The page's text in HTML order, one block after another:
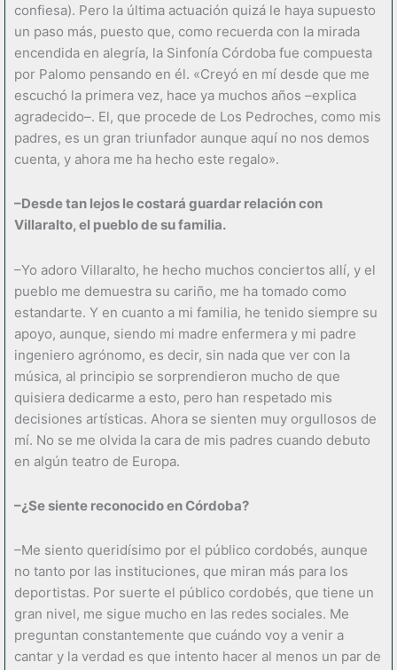
confiesa). Pero la última actuación quizá le haya supuesto
un paso más, puesto que, como recuerda con la mirada
encendida en alegría, la Sinfonía Córdoba fue compuesta
por Palomo pensando en él. «Creyó en mí desde que me
escuchó la primera vez, hace ya muchos años –explica
agradecido–. El, que procede de Los Pedroches, como mis
padres, es un gran triunfador aunque aquí no nos demos
cuenta, y ahora me ha hecho este regalo».
–Desde tan lejos le costará guardar relación con
Villaralto, el pueblo de su familia.
–Yo adoro Villaralto, he hecho muchos conciertos allí, y el
pueblo me demuestra su cariño, me ha tomado como
estandarte. Y en cuanto a mi familia, he tenido siempre su
apoyo, aunque, siendo mi madre enfermera y mi padre
ingeniero agrónomo, es decir, sin nada que ver con la
música, al principio se sorprendieron mucho de que
quisiera dedicarme a esto, pero han respetado mis
decisiones artísticas. Ahora se sienten muy orgullosos de
mí. No se me olvida la cara de mis padres cuando debuto
en algún teatro de Europa.
–¿Se siente reconocido en Córdoba?
–Me siento queridísimo por el público cordobés, aunque
no tanto por las instituciones, que miran más para los
deportistas. Por suerte el público cordobés, que tiene un
gran nivel, me sigue mucho en las redes sociales. Me
preguntan constantemente que cuándo voy a venir a
cantar y la verdad es que intento hacer al menos un par de